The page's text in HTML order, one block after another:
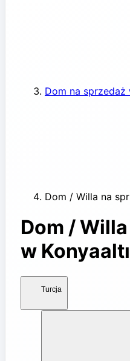
Dom na sprzedaż
Dom / Willa na
Dom /
w Konyaaltı
Turcja